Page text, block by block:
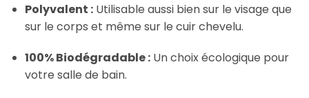
Polyvalent :Utilisable aussi bien sur le visage que
sur le corps et même sur le cuir chevelu.
100% Biodégradable :Un choix écologique pour
votre salle de bain.